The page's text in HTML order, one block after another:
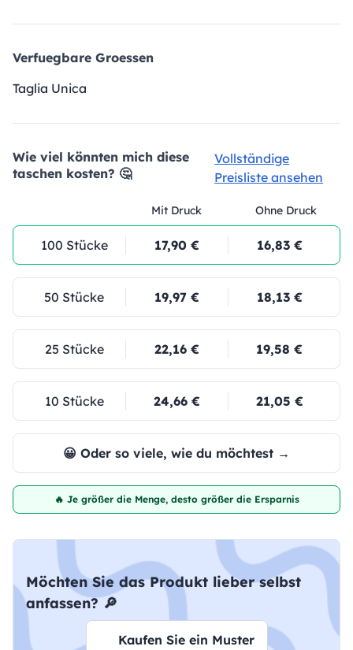
Verfuegbare Groessen
Taglia Unica
Wie viel könnten mich diese
taschen kosten? 🤔
Vollständige
Preisliste ansehen
Mit Druck Ohne Druck
100 Stücke 17,90 € 16,83 €
50 Stücke 19,97 € 18,13 €
25 Stücke 22,16 € 19,58 €
10 Stücke 24,66 € 21,05 €
😀 Oder so viele, wie du möchtest →
🔥 Je größer die Menge, desto größer die Ersparnis
Möchten Sie das Produkt lieber selbst
anfassen? 🔎
Kaufen Sie ein Muster